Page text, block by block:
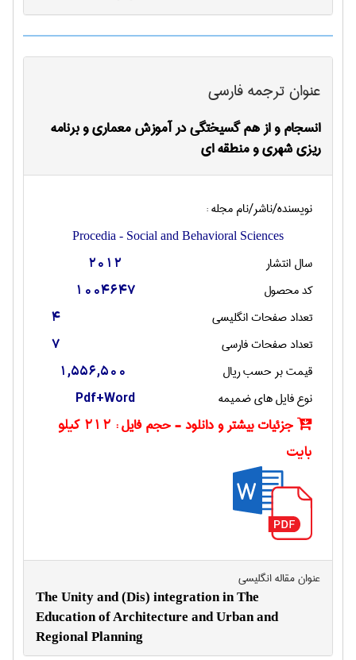
عنوان ترجمه فارسی
انسجام و از هم گسیختگی در آموزش معماری و برنامه
ریزی شهری و منطقه ای
نویسنده/ناشر/نام مجله :
Procedia - Social and Behavioral Sciences
سال انتشار 2012
کد محصول 1004647
تعداد صفحات انگليسی 4
تعداد صفحات فارسی 7
قیمت بر حسب ریال 1,556,500
نوع فایل های ضمیمه Pdf+Word
جزئیات بیشتر و دانلود - حجم فایل :
212 کیلو
بایت
عنوان مقاله انگليسی
The Unity and (Dis) integration in The
Education of Architecture and Urban and
Regional Planning